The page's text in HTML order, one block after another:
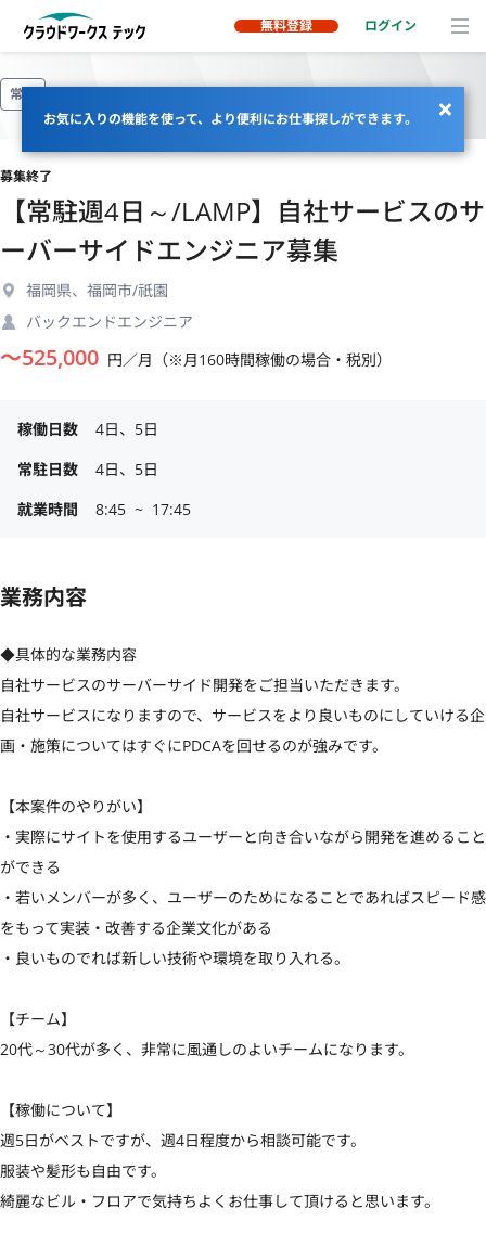
無料登録 ログイン
お気に入りの機能を使って、より便利にお仕事探しができます。
常駐
募集終了
【常駐週4日～/LAMP】自社サービスのサ
ーバーサイドエンジニア募集
福岡県、福岡市/祇園
バックエンドエンジニア
〜525,000 円／月（※月160時間稼働の場合・税別）
稼働日数
4日、5日
常駐日数
4日、5日
就業時間
8:45  ~  17:45
業務内容
◆具体的な業務内容
自社サービスのサーバーサイド開発をご担当いただきます。
自社サービスになりますので、サービスをより良いものにしていける企
画・施策についてはすぐにPDCAを回せるのが強みです。
【本案件のやりがい】
・実際にサイトを使用するユーザーと向き合いながら開発を進めること
ができる
・若いメンバーが多く、ユーザーのためになることであればスピード感
をもって実装・改善する企業文化がある
・良いものでれば新しい技術や環境を取り入れる。
【チーム】
20代～30代が多く、非常に風通しのよいチームになります。
【稼働について】
週5日がベストですが、週4日程度から相談可能です。
服装や髪形も自由です。
綺麗なビル・フロアで気持ちよくお仕事して頂けると思います。